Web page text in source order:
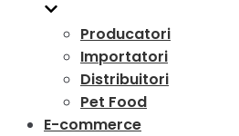
Producatori
Importatori
Distribuitori
Pet Food
E-commerce